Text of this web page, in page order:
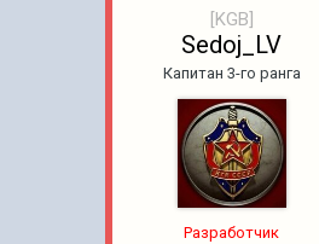
[KGB]
Sedoj_LV
Капитан 3-го ранга
Pазработчик